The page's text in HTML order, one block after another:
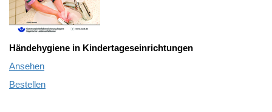
Händehygiene in Kindertageseinrichtungen
Ansehen
Bestellen